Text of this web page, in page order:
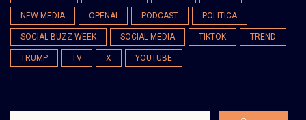
NEW MEDIA OPENAI PODCAST POLITICA
SOCIAL BUZZ WEEK SOCIAL MEDIA TIKTOK TREND
TRUMP TV X YOUTUBE